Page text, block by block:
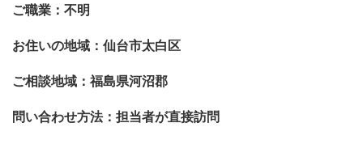
ご職業：不明
お住いの地域：仙台市太白区
ご相談地域：福島県河沼郡
問い合わせ方法：担当者が直接訪問